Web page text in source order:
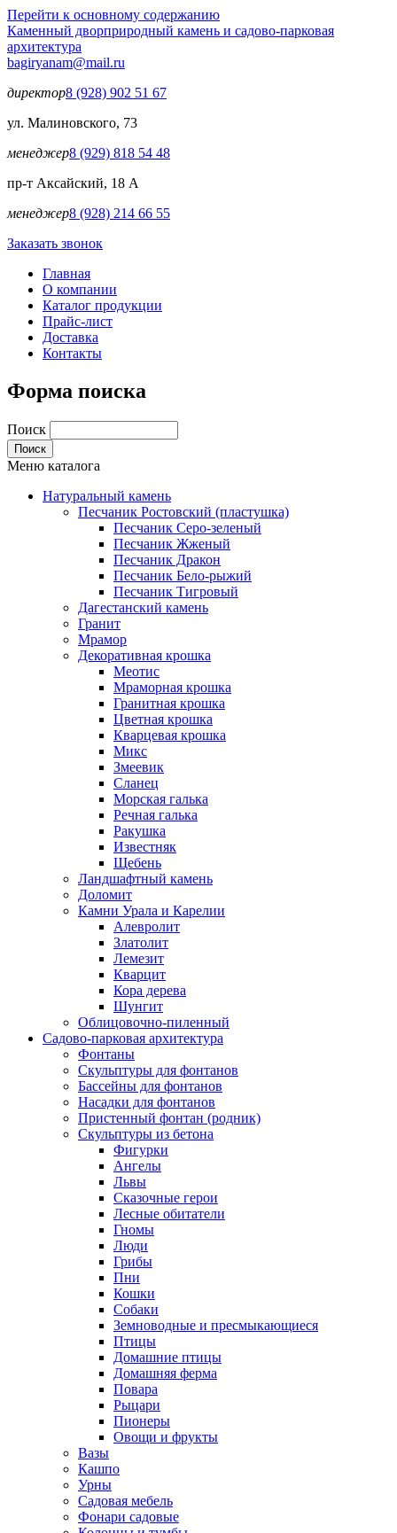
Перейти к основному содержанию
Каменный дворприродный камень и садово-парковая
архитектура
bagiryanam@mail.ru
директор8 (928) 902 51 67
ул. Малиновского, 73
менеджер8 (929) 818 54 48
пр-т Аксайский, 18 А
менеджер8 (928) 214 66 55
Заказать звонок
Главная
О компании
Каталог продукции
Прайс-лист
Доставка
Контакты
Форма поиска
Поиск
Меню каталога
Натуральный камень
Песчаник Ростовский (пластушка)
Песчаник Серо-зеленый
Песчаник Жженый
Песчаник Дракон
Песчаник Бело-рыжий
Песчаник Тигровый
Дагестанский камень
Гранит
Мрамор
Декоративная крошка
Меотис
Мраморная крошка
Гранитная крошка
Цветная крошка
Кварцевая крошка
Микс
Змеевик
Сланец
Морская галька
Речная галька
Ракушка
Известняк
Щебень
Ландшафтный камень
Доломит
Камни Урала и Карелии
Алевролит
Златолит
Лемезит
Кварцит
Кора дерева
Шунгит
Облицовочно-пиленный
Садово-парковая архитектура
Фонтаны
Скульптуры для фонтанов
Бассейны для фонтанов
Насадки для фонтанов
Пристенный фонтан (родник)
Скульптуры из бетона
Фигурки
Ангелы
Львы
Сказочные герои
Лесные обитатели
Гномы
Люди
Грибы
Пни
Кошки
Собаки
Земноводные и пресмыкающиеся
Птицы
Домашние птицы
Домашняя ферма
Повара
Рыцари
Пионеры
Овощи и фрукты
Вазы
Кашпо
Урны
Садовая мебель
Фонари садовые